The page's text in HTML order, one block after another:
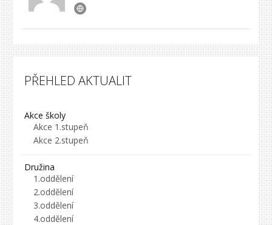
PŘEHLED AKTUALIT
Akce školy
Akce 1.stupeň
Akce 2.stupeň
Družina
1.oddělení
2.oddělení
3.oddělení
4.oddělení